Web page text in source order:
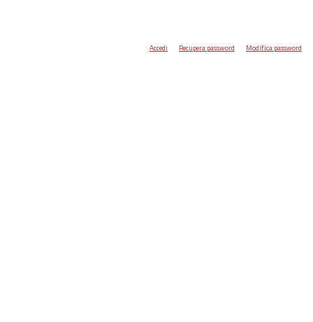
Accedi Recupera password Modifica password